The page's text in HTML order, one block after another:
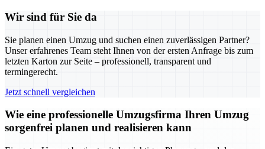
Wir sind für Sie da
Sie planen einen Umzug und suchen einen zuverlässigen Partner?
Unser erfahrenes Team steht Ihnen von der ersten Anfrage bis zum
letzten Karton zur Seite – professionell, transparent und
termingerecht.
Jetzt schnell vergleichen
Wie eine professionelle Umzugsfirma Ihren Umzug
sorgenfrei planen und realisieren kann